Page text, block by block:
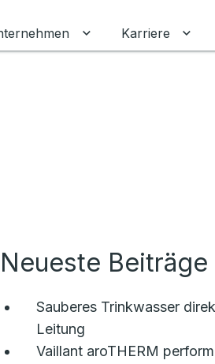
umschalten
für Privatkunden umschalten
Untermenü für
Karriere
Neueste Beiträge
Sauberes Trinkwasser
Leitung
Vaillant aroTHERM perform